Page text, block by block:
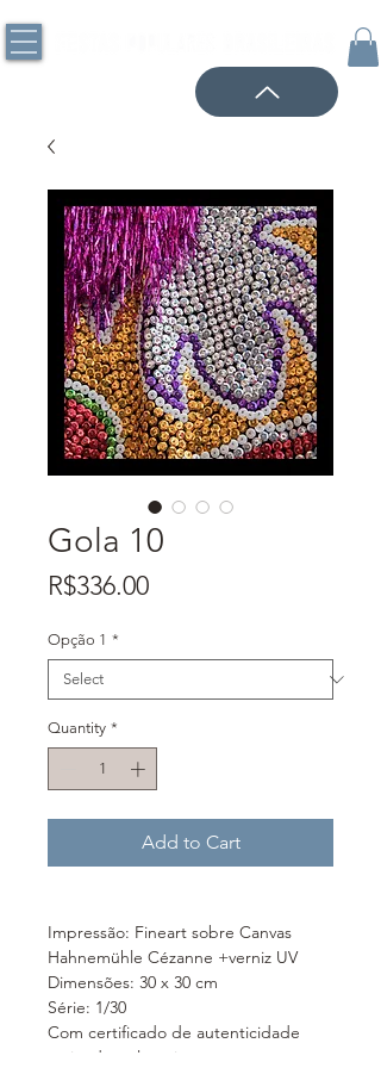
Gola 10
R$336.00Price
Opção 1 *
Quantity *
Add to Cart
Impressão: Fineart sobre Canvas
Hahnemühle Cézanne +verniz UV
Dimensões: 30 x 30 cm
Série: 1/30
Com certificado de autenticidade
assinado pela artista